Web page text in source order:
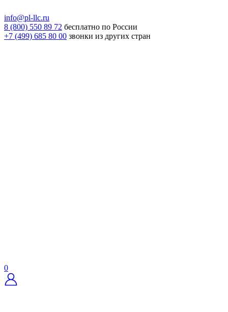
info@pl-llc.ru
8 (800) 550 89 72 бесплатно по России
+7 (499) 685 80 00 звонки из других стран
0